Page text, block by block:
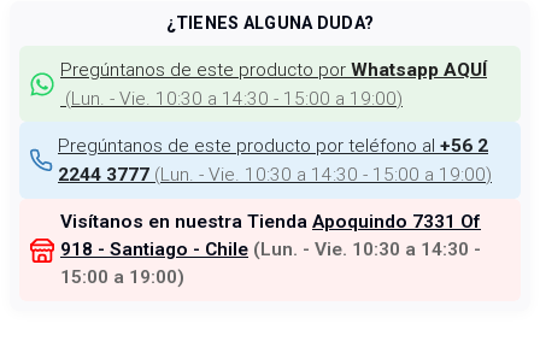
¿TIENES ALGUNA DUDA?
Pregúntanos de este producto por Whatsapp AQUÍ
(Lun. - Vie. 10:30 a 14:30 - 15:00 a 19:00)
Pregúntanos de este producto por teléfono al +56 2
2244 3777 (Lun. - Vie. 10:30 a 14:30 - 15:00 a 19:00)
Visítanos en nuestra Tienda Apoquindo 7331 Of
918 - Santiago - Chile (Lun. - Vie. 10:30 a 14:30 -
15:00 a 19:00)